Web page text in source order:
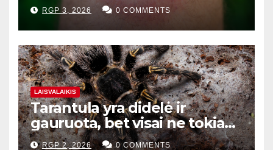
RGP 3, 2026 0 COMMENTS
LAISVALAIKIS
Tarantula yra didelė ir
gauruota, bet visai ne tokia
baisi
RGP 2, 2026 0 COMMENTS